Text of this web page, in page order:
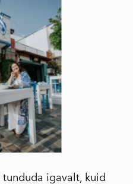
igavalt, kuid